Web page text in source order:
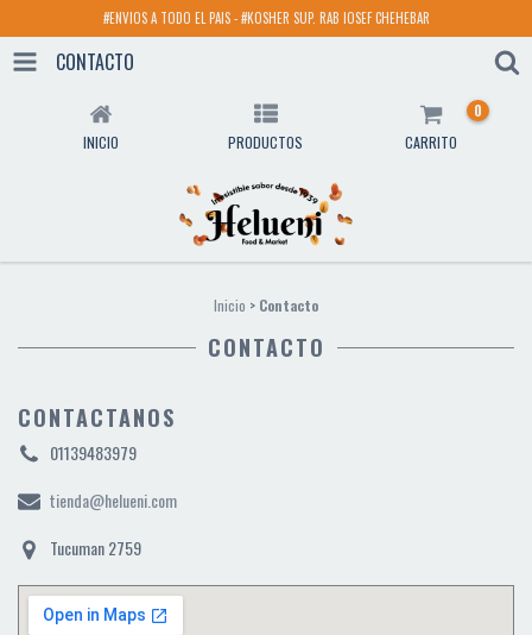
#ENVIOS A TODO EL PAIS - #KOSHER SUP. RAB IOSEF CHEHEBAR
CONTACTO
INICIO PRODUCTOS CARRITO
0
Inicio > Contacto
CONTACTO
CONTACTANOS
01139483979
tienda@helueni.com
Tucuman 2759